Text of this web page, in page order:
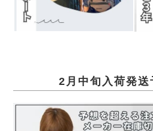
2月中旬入荷発送